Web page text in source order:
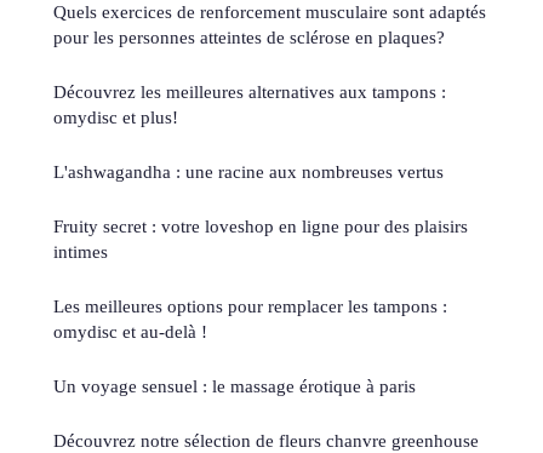
Quels exercices de renforcement musculaire sont adaptés
pour les personnes atteintes de sclérose en plaques?
Découvrez les meilleures alternatives aux tampons :
omydisc et plus!
L'ashwagandha : une racine aux nombreuses vertus
Fruity secret : votre loveshop en ligne pour des plaisirs
intimes
Les meilleures options pour remplacer les tampons :
omydisc et au-delà !
Un voyage sensuel : le massage érotique à paris
Découvrez notre sélection de fleurs chanvre greenhouse